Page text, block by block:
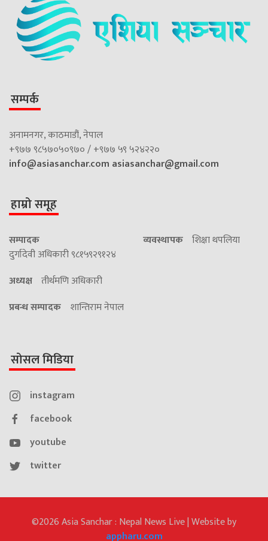
सम्पर्क
अनामनगर, काठमाडौं, नेपाल
+९७७ ९८५७०५०९७० / +९७७ ५९ ५२४२२०
info@asiasanchar.com asiasanchar@gmail.com
हाम्रो समूह
सम्पादक
दुर्गादेवी अधिकारी ९८१५९२९१२४
व्यवस्थापक शिक्षा थपलिया
अध्यक्ष तीर्थमणि अधिकारी
प्रबन्ध सम्पादक शान्तिराम नेपाल
सोसल मिडिया
instagram
facebook
youtube
twitter
©2026 Asia Sanchar : Nepal News Live | Website by
appharu.com